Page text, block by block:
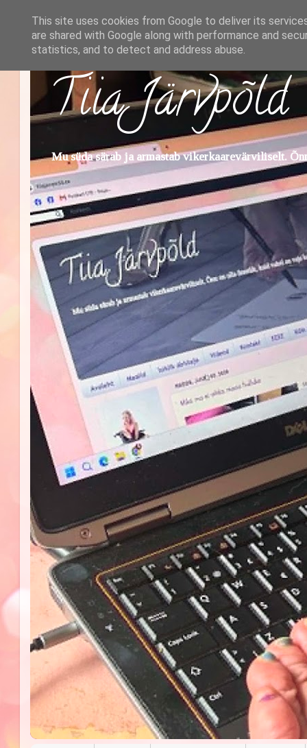
Tiia Järvpõld
Mu süda särab ja armastab vikerkaarevärviliselt.
This site uses cookies from Google to deliver its
are shared with Google along with performance and
statistics, and to detect and address abuse.